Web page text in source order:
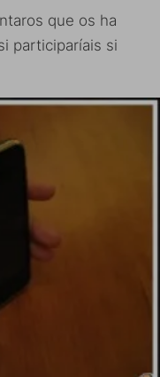
que os ha
participaríais si